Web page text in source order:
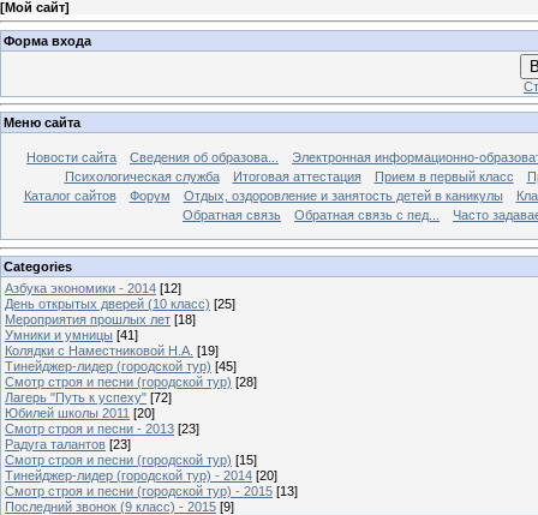
[Мой сайт]
Форма входа
Меню сайта
Новости сайта Сведения об образова...
Электронная информационно-
Психологическая служба
Итоговая аттестация Прием в первый класс
Каталог сайтов
Форум Отдых, оздоровление и занятость детей в каникулы
Обратная связь
Обратная связь с пед... Часто
Categories
Азбука экономики - 2014 [12]
День открытых дверей (10 класс) [25]
Мероприятия прошлых лет [18]
Умники и умницы [41]
Колядки с Наместниковой Н.А. [19]
Тинейджер-лидер (городской тур) [45]
Смотр строя и песни (городской тур) [28]
Лагерь "Путь к успеху" [72]
Юбилей школы 2011 [20]
Смотр строя и песни - 2013 [23]
Радуга талантов [23]
Смотр строя и песни (городской тур) [15]
Тинейджер-лидер (городской тур) - 2014 [20]
Смотр строя и песни (городской тур) - 2015 [13]
Последний звонок (9 класс) - 2015 [9]